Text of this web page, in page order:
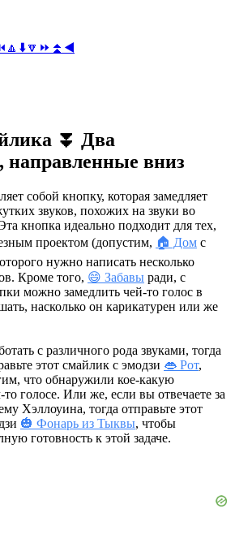
🔼 ⬇️🔽 ⏩ ⏫ ◀️
⏬ Два
направленные вниз
собой кнопку, которая замедляет
звуков, похожих на звуки во
кнопка идеально подходит для тех,
проектом (допустим, 🏠 Дом с
нужно написать несколько
Кроме того, 😄 Забавы ради, с
можно замедлить чей-то голос в
насколько он карикатурен или же
с различного рода звуками, тогда
этот смайлик с эмодзи 👄 Рот,
что обнаружили кое-какую
голосе. Или же, если вы отвечаете за
Хэллоуина, тогда отправьте этот
🎃 Фонарь из Тыквы, чтобы
готовность к этой задаче.